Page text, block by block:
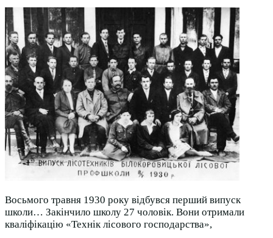
Восьмого травня 1930 року відбувся перший випуск
школи… Закінчило школу 27 чоловік. Вони отримали
кваліфікацію «Технік лісового господарства»,